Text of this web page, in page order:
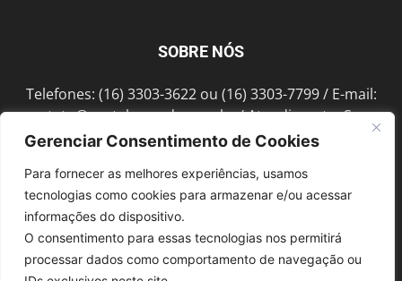
Gerenciar Consentimento de Cookies
Para fornecer as melhores experiências, usamos
tecnologias como cookies para armazenar e/ou acessar
informações do dispositivo.
O consentimento para essas tecnologias nos permitirá
processar dados como comportamento de navegação ou
SOBRE NÓS
Telefones: (16) 3303-3622 ou (16) 3303-7799 / E-mail:
contato@portalmorada.com.br/ Atendimento: Seg a
Sex das 8h às 18h / Endereço: Av. Bento de Abreu, 889
SIGA-NOS